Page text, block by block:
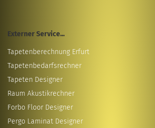
Externer Service...
Tapetenberechnung Erfurt
Tapetenbedarfsrechner
Tapeten Designer
Raum Akustikrechner
Forbo Floor Designer
Pergo Laminat Designer